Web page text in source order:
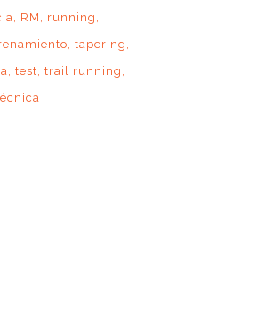
RM
running
tapering
test trail running